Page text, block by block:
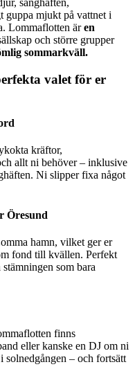
sånghäften,
guppa mjukt på vattnet i
Lommaflotten ären
och större grupper
sommarkväll.
valet för er
kräftor,
allt ni behöver – inklusive
Ni slipper fixa något
Öresund
hamn, vilket ger er
fond till kvällen. Perfekt
som bara
finns
eller kanske en DJ om ni
solnedgången – och fortsätt